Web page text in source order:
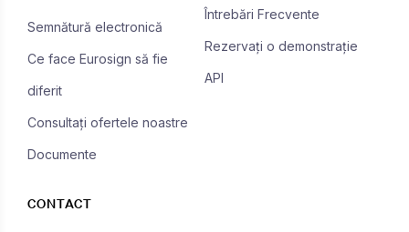
Semnătură electronică
Ce face Eurosign să fie
diferit
Consultați ofertele noastre
Documente
Întrebări Frecvente
Rezervați o demonstrație
API
CONTACT